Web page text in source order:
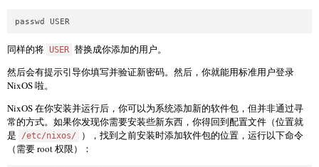
同样的将 USER 替换成你添加的用户。
然后会有提示引导你填写并验证新密码。然后，你就能用标准用户登录
NixOS 啦。
NixOS 在你安装并运行后，你可以为系统添加新的软件包，但并非通过寻
常的方式。如果你发现你需要安装些新东西，你得回到配置文件（位置就
是
/etc/nixos/
），找到之前安装时添加软件包的位置，运行以下命令
（需要 root 权限）：